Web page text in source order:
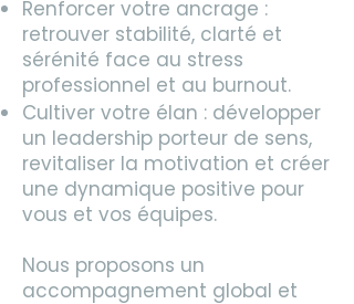
Renforcer votre ancrage :
retrouver stabilité, clarté et
sérénité face au stress
professionnel et au burnout.
Cultiver votre élan : développer
un leadership porteur de sens,
revitaliser la motivation et créer
une dynamique positive pour
vous et vos équipes.
Nous proposons un
accompagnement global et